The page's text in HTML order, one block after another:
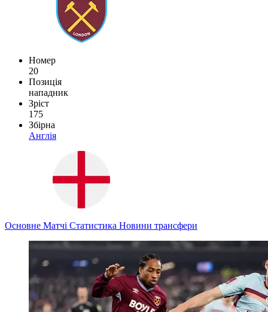
Номер
20
Позиція
нападник
Зріст
175
Збірна
Англія
Основне Матчі Статистика Новини трансфери